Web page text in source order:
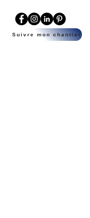
Suivre mon chantier